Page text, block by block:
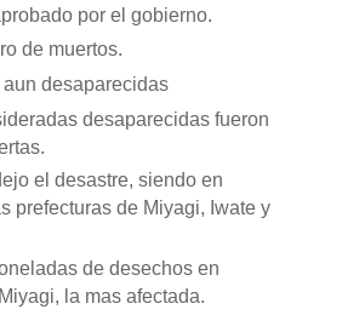
por el gobierno.
de muertos.
desaparecidas
desaparecidas fueron
el desastre, siendo en
prefecturas de Miyagi, Iwate y
de desechos en
la mas afectada.